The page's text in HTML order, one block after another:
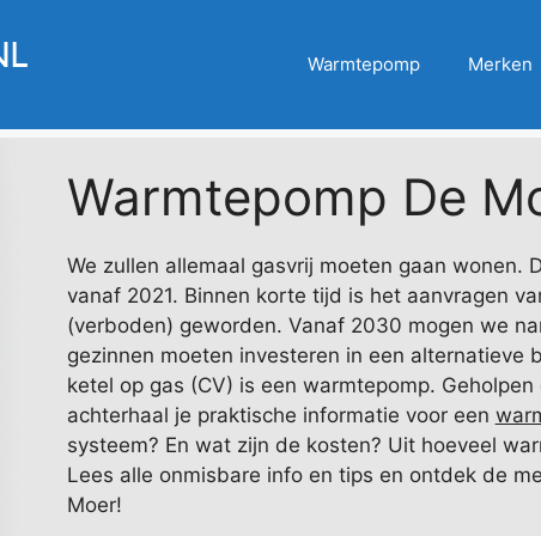
Warmtepomp Merken
Warmtepomp De
We zullen allemaal gasvrij moeten gaan wonen.
vanaf 2021. Binnen korte tijd is het aanvragen
(verboden) geworden. Vanaf 2030 mogen we
gezinnen moeten investeren in een alternatieve
ketel op gas (CV) is een warmtepomp.
achterhaal je praktische informatie voor een
systeem? En wat zijn de kosten? Uit hoeveel
Lees alle onmisbare info en tips en ontdek de
Moer!